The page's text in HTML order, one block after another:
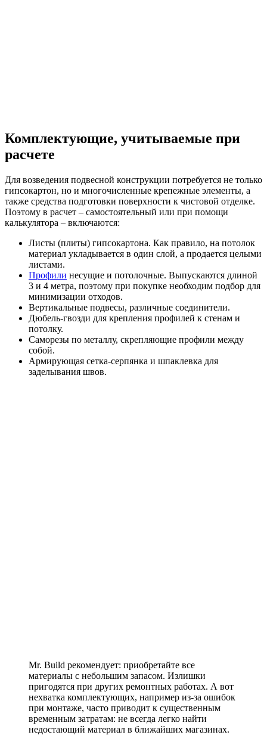
Комплектующие, учитываемые при
расчете
Для возведения подвесной конструкции потребуется не только
гипсокартон, но и многочисленные крепежные элементы, а
также средства подготовки поверхности к чистовой отделке.
Поэтому в расчет – самостоятельный или при помощи
калькулятора – включаются:
Листы (плиты) гипсокартона. Как правило, на потолок
материал укладывается в один слой, а продается целыми
листами.
Профили несущие и потолочные. Выпускаются длиной
3 и 4 метра, поэтому при покупке необходим подбор для
минимизации отходов.
Вертикальные подвесы, различные соединители.
Дюбель-гвозди для крепления профилей к стенам и
потолку.
Саморезы по металлу, скрепляющие профили между
собой.
Армирующая сетка-серпянка и шпаклевка для
заделывания швов.
Mr. Build рекомендует: приобретайте все
материалы с небольшим запасом. Излишки
пригодятся при других ремонтных работах. А вот
нехватка комплектующих, например из-за ошибок
при монтаже, часто приводит к существенным
временным затратам: не всегда легко найти
недостающий материал в ближайших магазинах.